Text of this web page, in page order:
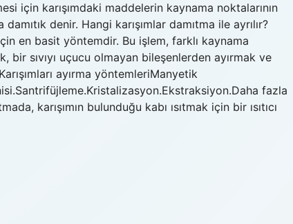
için karışımdaki maddelerin kaynama noktalarının
denir. Hangi karışımlar damıtma ile ayrılır?
için en basit yöntemdir. Bu işlem, farklı kaynama
bir sıvıyı uçucu olmayan bileşenlerden ayırmak ve
ayırma yöntemleriManyetik
fazla
karışımın bulunduğu kabı ısıtmak için bir ısıtıcı